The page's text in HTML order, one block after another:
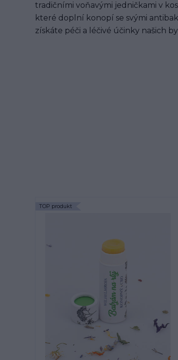
tradičními voňavými jedničkami v
které doplní konopí se svými
získáte péči a léčivé účinky našich
TOP produkt